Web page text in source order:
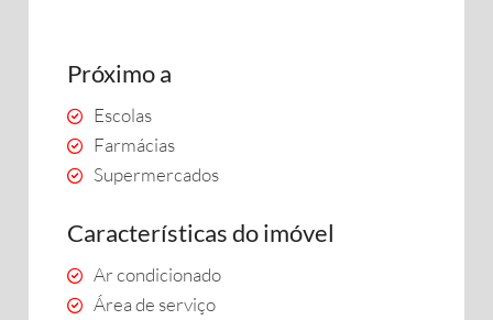
Próximo a
Escolas
Farmácias
Supermercados
Características do imóvel
Ar condicionado
Área de serviço